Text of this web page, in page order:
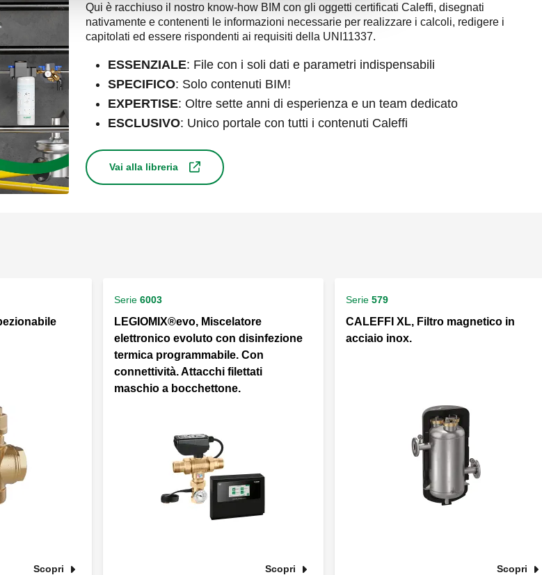
Qui è racchiuso il nostro know-how BIM con gli oggetti certificati Caleffi, disegnati
nativamente e contenenti le informazioni necessarie per realizzare i calcoli, redigere i
capitolati ed essere rispondenti ai requisiti della UNI11337.
ESSENZIALE: File con i soli dati e parametri indispensabili
SPECIFICO: Solo contenuti BIM!
EXPERTISE: Oltre sette anni di esperienza e un team dedicato
ESCLUSIVO: Unico portale con tutti i contenuti Caleffi
Vai alla libreria
Scopri
Serie 6003
LEGIOMIX®evo, Miscelatore
elettronico evoluto con disinfezione
termica programmabile. Con
connettività. Attacchi filettati
maschio a bocchettone.
Scopri
Serie 579
CALEFFI XL, Filtro magnetico in
acciaio inox.
Scopri